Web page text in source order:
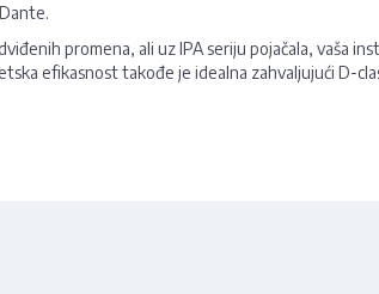
promena, ali uz IPA seriju pojačala, vaša
efikasnost takođe je idealna zahvaljujući D-